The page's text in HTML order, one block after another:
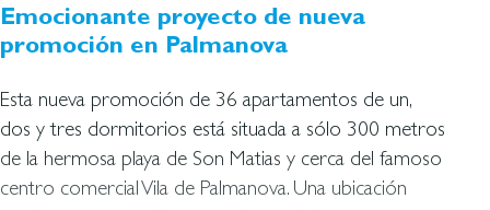
Emocionante proyecto de nueva
promoción en Palmanova
Esta nueva promoción de 36 apartamentos de un,
dos y tres dormitorios está situada a sólo 300 metros
de la hermosa playa de Son Matias y cerca del famoso
centro comercial Vila de Palmanova. Una ubicación